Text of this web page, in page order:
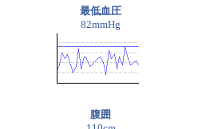
最低血圧
82mmHg
腹囲